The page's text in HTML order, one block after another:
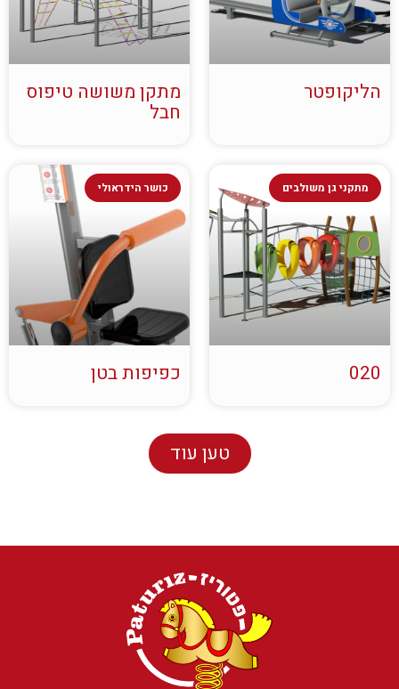
הליקופטר מתקן משושה טיפוס
חבל
מתקני גן משולבים
020
כושר הידראולי
כפיפות בטן
טען עוד